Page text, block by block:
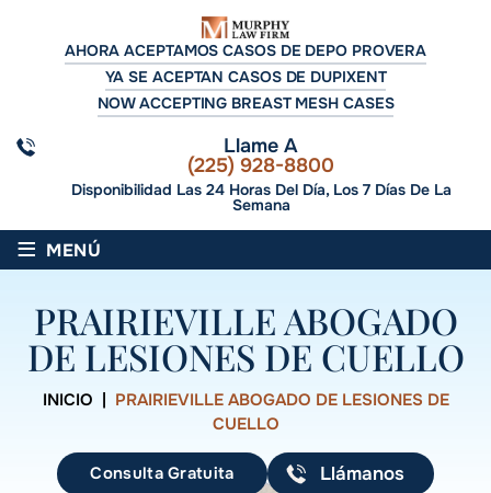
AHORA ACEPTAMOS CASOS DE DEPO PROVERA
YA SE ACEPTAN CASOS DE DUPIXENT
NOW ACCEPTING BREAST MESH CASES
Llame A
(225) 928-8800
Disponibilidad Las 24 Horas Del Día, Los 7 Días De La
Semana
≡ MENÚ
PRAIRIEVILLE ABOGADO
DE LESIONES DE CUELLO
INICIO
PRAIRIEVILLE ABOGADO DE LESIONES DE
CUELLO
Consulta Gratuita Llámanos